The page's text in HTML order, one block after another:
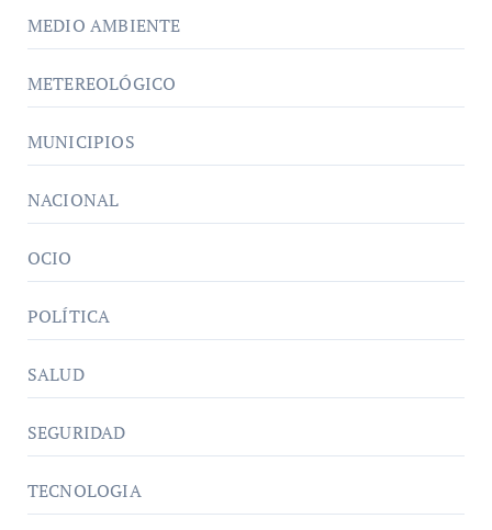
MEDIO AMBIENTE
METEREOLÓGICO
MUNICIPIOS
NACIONAL
OCIO
POLÍTICA
SALUD
SEGURIDAD
TECNOLOGIA